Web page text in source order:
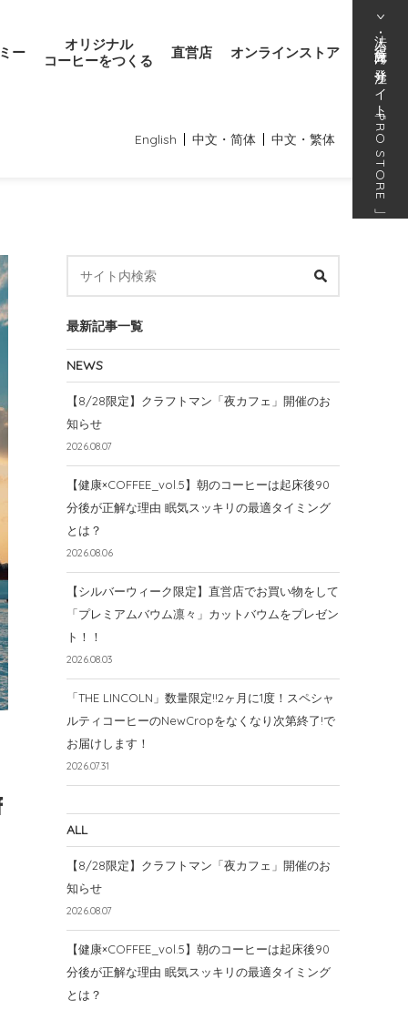
ー
オリジナル
コーヒーをつくる
直営店 オンラインストア
English 中文・简体 中文・繁体
法人･得意先向け発注サイト
PRO STORE
最新記事一覧
NEWS
【8/28限定】クラフトマン「夜カフェ」開催のお
知らせ
2026.08.07
【健康×COFFEE_vol.5】朝のコーヒーは起床後90
分後が正解な理由 眠気スッキリの最適タイミング
とは？
2026.08.06
【シルバーウィーク限定】直営店でお買い物をして
「プレミアムバウム凛々」カットバウムをプレゼン
ト！！
2026.08.03
「THE LINCOLN」数量限定!!2ヶ月に1度！スペシャ
ルティコーヒーのNewCropをなくなり次第終了!で
お届けします！
2026.07.31
ALL
【8/28限定】クラフトマン「夜カフェ」開催のお
知らせ
2026.08.07
【健康×COFFEE_vol.5】朝のコーヒーは起床後90
分後が正解な理由 眠気スッキリの最適タイミング
とは？